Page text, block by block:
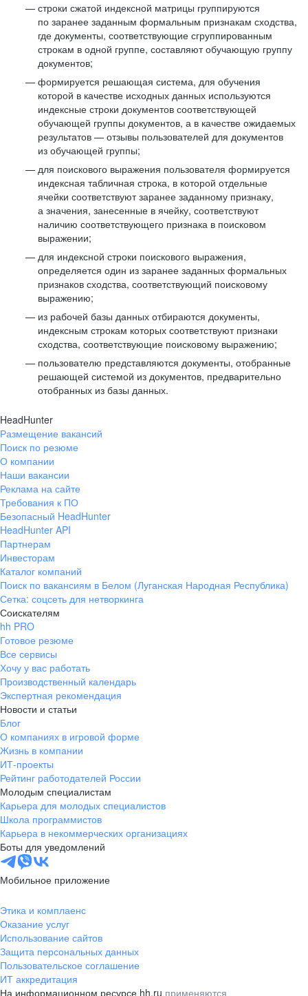
строки сжатой индексной матрицы группируются
по заранее заданным формальным признакам сходства,
где документы, соответствующие сгруппированным
строкам в одной группе, составляют обучающую группу
документов;
формируется решающая система, для обучения
которой в качестве исходных данных используются
индексные строки документов соответствующей
обучающей группы документов, а в качестве ожидаемых
результатов — отзывы пользователей для документов
из обучающей группы;
для поискового выражения пользователя формируется
индексная табличная строка, в которой отдельные
ячейки соответствуют заранее заданному признаку,
а значения, занесенные в ячейку, соответствуют
наличию соответствующего признака в поисковом
выражении;
для индексной строки поискового выражения,
определяется один из заранее заданных формальных
признаков сходства, соответствующий поисковому
выражению;
из рабочей базы данных отбираются документы,
индексным строкам которых соответствуют признаки
сходства, соответствующие поисковому выражению;
пользователю представляются документы, отобранные
решающей системой из документов, предварительно
отобранных из базы данных.
HeadHunter
Размещение вакансий
Поиск по резюме
О компании
Наши вакансии
Реклама на сайте
Требования к ПО
Безопасный HeadHunter
HeadHunter API
Партнерам
Инвесторам
Каталог компаний
Поиск по вакансиям в Белом (Луганская Народная Республика)
Сетка: соцсеть для нетворкинга
Соискателям
hh PRO
Готовое резюме
Все сервисы
Хочу у вас работать
Производственный календарь
Экспертная рекомендация
Новости и статьи
Блог
О компаниях в игровой форме
Жизнь в компании
ИТ-проекты
Рейтинг работодателей России
Молодым специалистам
Карьера для молодых специалистов
Школа программистов
Карьера в некоммерческих организациях
Боты для уведомлений
Мобильное приложение
Этика и комплаенс
Оказание услуг
Использование сайтов
Защита персональных данных
Пользовательское соглашение
ИТ аккредитация
На информационном ресурсе hh.ru применяются